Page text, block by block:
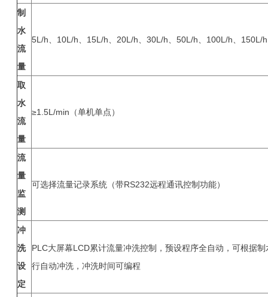
制
水
流
量
5L/h、10L/h、15L/h、20L/h、30L/h、50L/h、100L/h、150L/
取
水
流
量
≥1.5L/min（单机单点）
流
量
监
测
可选择流量记录系统（带RS232远程通讯控制功能）
冲
洗
设
定
PLC大屏幕LCD累计流量冲洗控制，预设程序全自动，可根据
行自动冲洗，冲洗时间可编程